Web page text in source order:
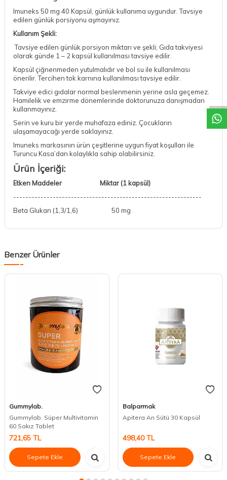
Imuneks 50 mg 40 Kapsül, günlük kullanıma uygundur. Tavsiye
edilen günlük porsiyonu aşmayınız.
Kullanım Şekli:
Tavsiye edilen günlük porsiyon miktarı ve şekli; Gıda takviyesi
olarak günde 1 – 2 kapsül kullanılması tavsiye edilir.
Kapsül çiğnenmeden yutulmalıdır ve bol su ile kullanılması
önerilir. Tercihen tok karnına kullanılması tavsiye edilir.
Takviye edici gıdalar normal beslenmenin yerine asla geçemez.
Hamilelik ve emzirme dönemlerinde doktorunuza danışmadan
kullanmayınız.
Serin ve kuru bir yerde muhafaza ediniz. Çocukların
ulaşamayacağı yerde saklayınız.
Imuneks markasının ürün çeşitlerine uygun fiyat koşulları ile
Turuncu Kasa’dan kolaylıkla sahip olabilirsiniz.
Ürün İçeriği:
Etken Maddeler Miktar (1 kapsül)
--------------------------------------------------------------
Beta Glukan (1,3/1,6)
50 mg
Benzer Ürünler
Gummylab.
Gummylab. Süper Multivitamin
60 Sakız Tablet
721,65 TL
Sepete Ekle
Balparmak
Apitera Arı Sütü 30 Kapsül
498,40TL
Sepete Ekle